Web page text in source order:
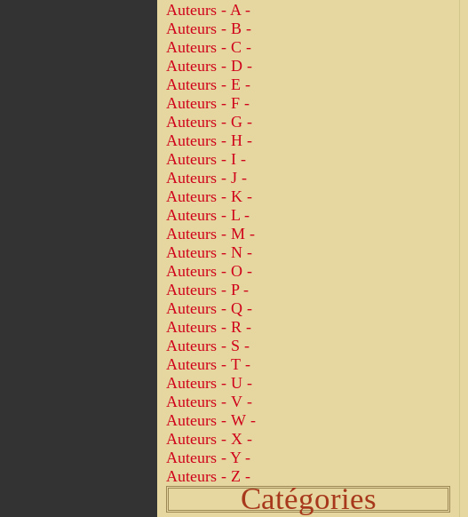
Auteurs - A -
Auteurs - B -
Auteurs - C -
Auteurs - D -
Auteurs - E -
Auteurs - F -
Auteurs - G -
Auteurs - H -
Auteurs - I -
Auteurs - J -
Auteurs - K -
Auteurs - L -
Auteurs - M -
Auteurs - N -
Auteurs - O -
Auteurs - P -
Auteurs - Q -
Auteurs - R -
Auteurs - S -
Auteurs - T -
Auteurs - U -
Auteurs - V -
Auteurs - W -
Auteurs - X -
Auteurs - Y -
Auteurs - Z -
Catégories